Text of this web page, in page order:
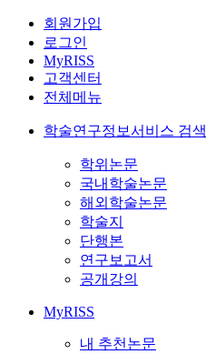
회원가입
로그인
MyRISS
고객센터
전체메뉴
학술연구정보서비스 검색
학위논문
국내학술논문
해외학술논문
학술지
단행본
연구보고서
공개강의
MyRISS
내 추천논문